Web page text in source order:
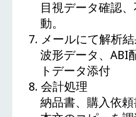
目視データ確認
動。
7. メールにて解析
波形データ、ABI
トデータ添付
8.会計処理
納品書、購入依